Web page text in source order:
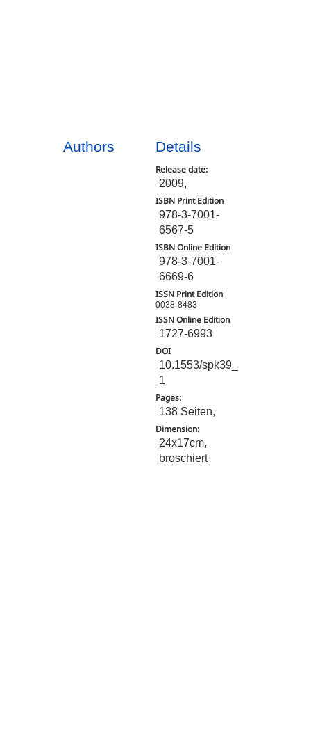
Authors Details
Release date:
2009,
ISBN Print Edition
978-3-7001-
6567-5
ISBN Online Edition
978-3-7001-
6669-6
ISSN Print Edition
0038-8483
ISSN Online Edition
1727-6993
DOI
10.1553/spk39_
1
Pages:
138 Seiten,
Dimension:
24x17cm,
broschiert